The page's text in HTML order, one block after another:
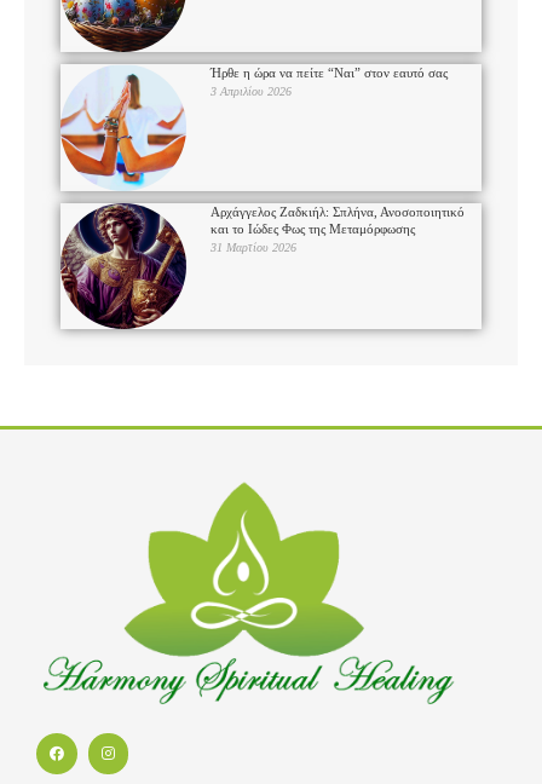
Ήρθε η ώρα να πείτε “Ναι” στον εαυτό σας
3 Απριλίου 2026
Αρχάγγελος Ζαδκιήλ: Σπλήνα, Ανοσοποιητικό
και το Ιώδες Φως της Μεταμόρφωσης
31 Μαρτίου 2026
F
a
I
n